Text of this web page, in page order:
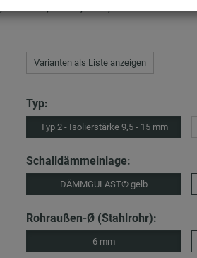
15 mm, 6 mm, M10,
Varianten als Liste anzeigen
Typ:
Typ 2 - Isolierstärke 9,5 - 15 mm
Schalldämmeinlage:
DÄMMGULAST® gelb
Rohraußen-Ø (Stahlrohr):
6 mm